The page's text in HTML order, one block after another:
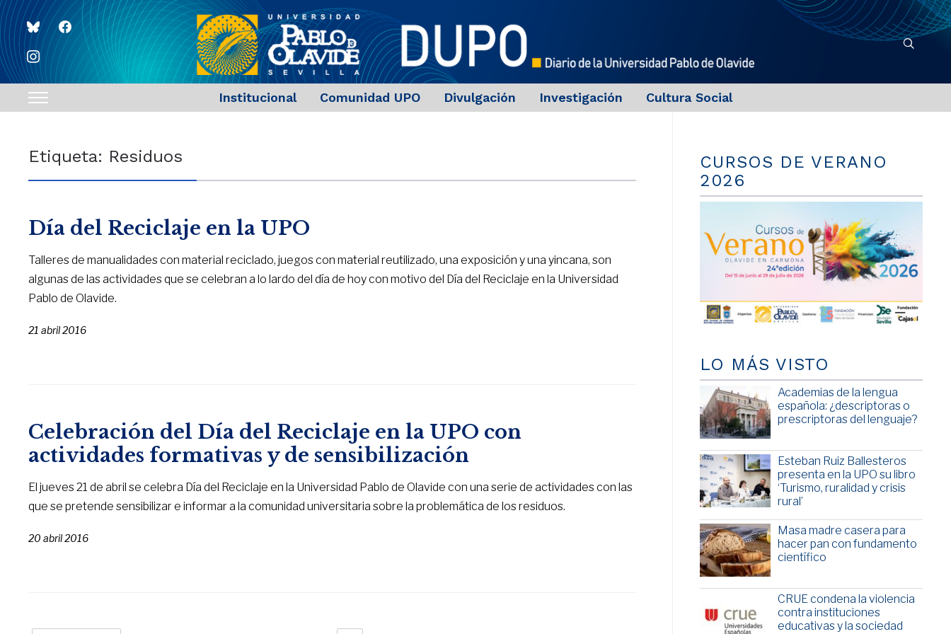
blueskyfacebook
instagram
Toggle
navigation
Institucional Comunidad UPO Divulgación Investigación Cultura Social
Etiqueta: Residuos
Día del Reciclaje en la UPO
Talleres de manualidades con material reciclado, juegos con material reutilizado, una exposición y una yincana, son
algunas de las actividades que se celebran a lo lardo del día de hoy con motivo del Día del Reciclaje en la Universidad
Pablo de Olavide.
21 abril 2016
Celebración del Día del Reciclaje en la UPO con
actividades formativas y de sensibilización
El jueves 21 de abril se celebra Día del Reciclaje en la Universidad Pablo de Olavide con una serie de actividades con las
que se pretende sensibilizar e informar a la comunidad universitaria sobre la problemática de los residuos.
20 abril 2016
CURSOS DE VERANO
2026
LO MÁS VISTO
Academias de la lengua
española: ¿descriptoras o
prescriptoras del lenguaje?
Esteban Ruiz Ballesteros
presenta en la UPO su libro
‘Turismo, ruralidad y crisis
rural’
Masa madre casera para
hacer pan con fundamento
científico
CRUE condena la violencia
contra instituciones
educativas y la sociedad